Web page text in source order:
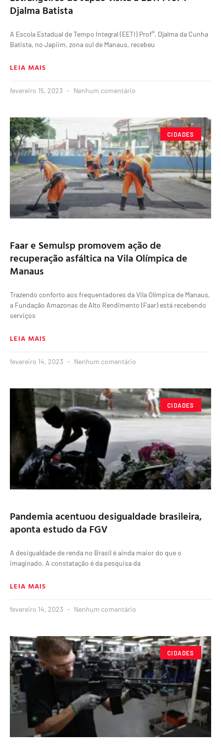
Djalma Batista
A Escola Estadual de Tempo Integral (EETI) Prof°. Djalma da Cunha
Batista, no Japiim, zona sul de Manaus, recebeu
LEIA MAIS
fevereiro 15, 2023 Nenhum comentário
CIDADES
Faar e Semulsp promovem ação de
recuperação asfáltica na Vila Olímpica de
Manaus
Trazendo conforto aos frequentadores da Vila Olímpica de Manaus,
a Fundação Amazonas de Alto Rendimento (Faar) está recebendo
serviços
LEIA MAIS
fevereiro 14, 2023 Nenhum comentário
CIDADES
Pandemia acentuou desigualdade brasileira,
aponta estudo da FGV
A desigualdade de renda no Brasil é ainda maior do que o
imaginado. A constatação é da pesquisa da
LEIA MAIS
fevereiro 14, 2023 Nenhum comentário
CIDADES